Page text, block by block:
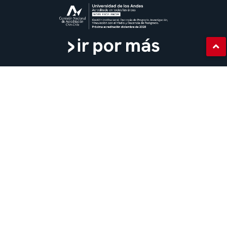
Punto único de atención
Dirección de Personas